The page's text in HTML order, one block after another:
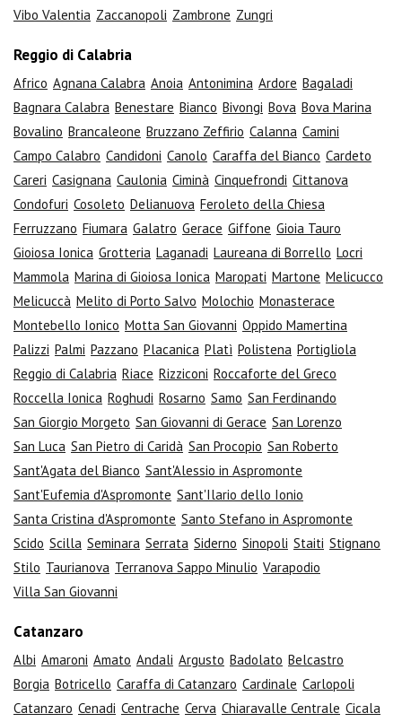
Vibo Valentia Zaccanopoli Zambrone Zungri
Reggio di Calabria
Africo Agnana Calabra Anoia Antonimina Ardore Bagaladi
Bagnara Calabra Benestare Bianco Bivongi Bova Bova Marina
Bovalino Brancaleone Bruzzano Zeffirio Calanna Camini
Campo Calabro Candidoni Canolo Caraffa del Bianco Cardeto
Careri Casignana Caulonia Ciminà Cinquefrondi Cittanova
Condofuri Cosoleto Delianuova Feroleto della Chiesa
Ferruzzano Fiumara Galatro Gerace Giffone Gioia Tauro
Gioiosa Ionica Grotteria Laganadi Laureana di Borrello Locri
Mammola Marina di Gioiosa Ionica Maropati Martone Melicucco
Melicuccà Melito di Porto Salvo Molochio Monasterace
Montebello Ionico Motta San Giovanni Oppido Mamertina
Palizzi Palmi Pazzano Placanica Platì Polistena Portigliola
Reggio di Calabria Riace Rizziconi Roccaforte del Greco
Roccella Ionica Roghudi Rosarno Samo San Ferdinando
San Giorgio Morgeto San Giovanni di Gerace San Lorenzo
San Luca San Pietro di Caridà San Procopio San Roberto
Sant'Agata del Bianco Sant'Alessio in Aspromonte
Sant'Eufemia d'Aspromonte Sant'Ilario dello Ionio
Santa Cristina d'Aspromonte Santo Stefano in Aspromonte
Scido Scilla Seminara Serrata Siderno Sinopoli Staiti Stignano
Stilo Taurianova Terranova Sappo Minulio Varapodio
Villa San Giovanni
Catanzaro
Albi Amaroni Amato Andali Argusto Badolato Belcastro
Borgia Botricello Caraffa di Catanzaro Cardinale Carlopoli
Catanzaro Cenadi Centrache Cerva Chiaravalle Centrale Cicala